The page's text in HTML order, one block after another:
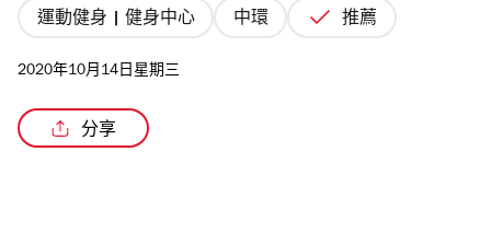
運動健身 | 健身中心 中環 推薦
2020年10月14日星期三
分享